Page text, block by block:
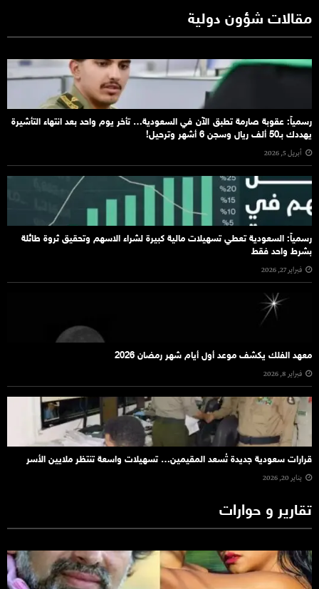
مقالات شؤون دولية
رسمياً: عقوبة صارمة تطبق الآن في السعودية… تأخر يوم واحد بعد انتهاء التأشيرة
يهددك بـ50 ألف ريال وسجن 6 أشهر وترحيل!
أبريل 5, 2026
رسمياً: السعودية تعطي تسهيلات مالية كبيرة لشراء الاسهم وتحقيق ثروة طائلة
بشرط واحد فقط
فبراير 27, 2026
معهد الفلك يكشف موعد أول أيام شهر رمضان 2026
فبراير 8, 2026
قرارات سعودية جديدة تُسعد المقيمين… تسهيلات واسعة تنتظر ملايين الأسر
يناير 20, 2026
تقارير و حوارات